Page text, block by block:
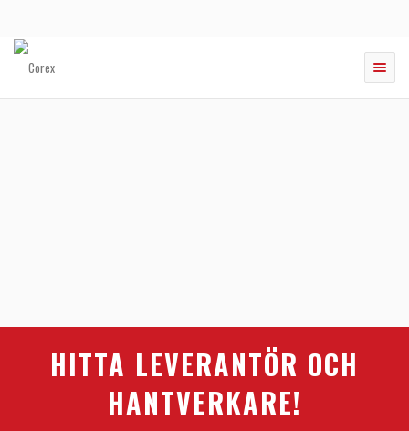
Toggle
HITTA LEVERANTÖR OCH
HANTVERKARE!